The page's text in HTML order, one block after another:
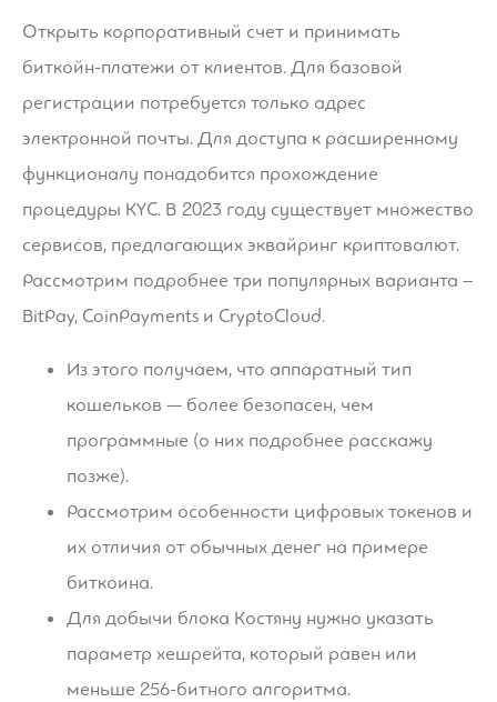
Открыть корпоративный счет и принимать
биткойн-платежи от клиентов. Для базовой
регистрации потребуется только адрес
электронной почты. Для доступа к расширенному
функционалу понадобится прохождение
процедуры KYC. В 2023 году существует множество
сервисов, предлагающих эквайринг криптовалют.
Рассмотрим подробнее три популярных варианта –
BitPay, CoinPayments и CryptoCloud.
Из этого получаем, что аппаратный тип
кошельков — более безопасен, чем
программные (о них подробнее расскажу
позже).
Рассмотрим особенности цифровых токенов и
их отличия от обычных денег на примере
биткоина.
Для добычи блока Костяну нужно указать
параметр хешрейта, который равен или
меньше 256-битного алгоритма.